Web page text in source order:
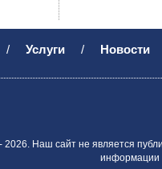
/ Услуги / Новости
2026. Наш сайт не является
информации